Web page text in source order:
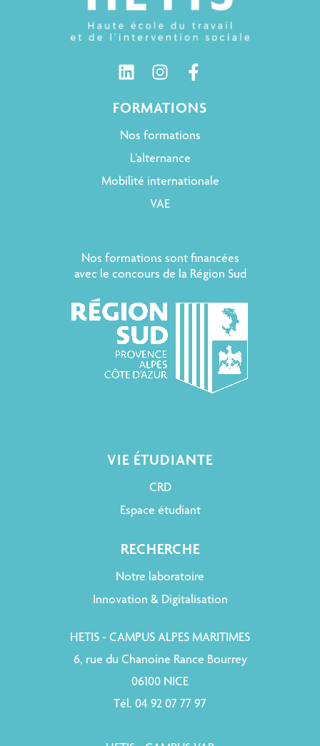
FORMATIONS
Nos formations
L’alternance
Mobilité internationale
VAE
Nos formations sont financées
avec le concours de la Région Sud
VIE ÉTUDIANTE
CRD
Espace étudiant
RECHERCHE
Notre laboratoire
Innovation & Digitalisation
HETIS - CAMPUS ALPES MARITIMES
6, rue du Chanoine Rance Bourrey
06100 NICE
Tél. 04 92 07 77 97